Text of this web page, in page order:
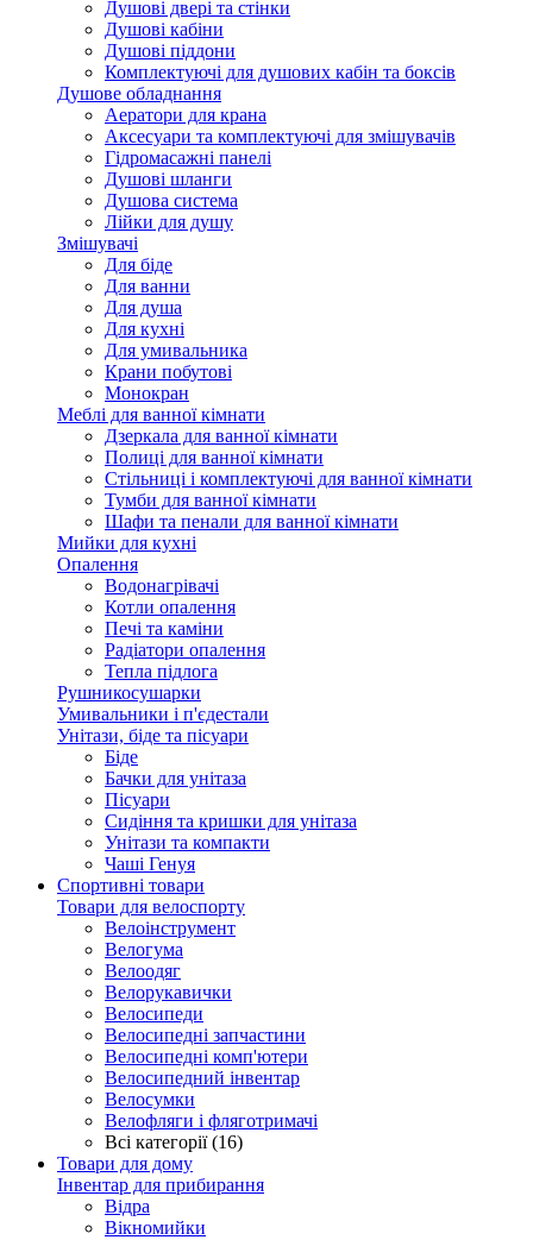
Душові двері та стінки
Душові кабіни
Душові піддони
Комплектуючі для душових кабін та боксів
Душове обладнання
Аератори для крана
Аксесуари та комплектуючі для змішувачів
Гідромасажні панелі
Душові шланги
Душова система
Лійки для душу
Змішувачі
Для біде
Для ванни
Для душа
Для кухні
Для умивальника
Крани побутові
Монокран
Меблі для ванної кімнати
Дзеркала для ванної кімнати
Полиці для ванної кімнати
Стільниці і комплектуючі для ванної кімнати
Тумби для ванної кімнати
Шафи та пенали для ванної кімнати
Мийки для кухні
Опалення
Водонагрівачі
Котли опалення
Печі та каміни
Радіатори опалення
Тепла підлога
Рушникосушарки
Умивальники і п'єдестали
Унітази, біде та пісуари
Біде
Бачки для унітаза
Пісуари
Сидіння та кришки для унітаза
Унітази та компакти
Чаші Генуя
Спортивні товари
Товари для велоспорту
Велоінструмент
Велогума
Велоодяг
Велорукавички
Велосипеди
Велосипедні запчастини
Велосипедні комп'ютери
Велосипедний інвентар
Велосумки
Велофляги і фляготримачі
Всі категорії (16)
Товари для дому
Інвентар для прибирання
Відра
Вікномийки